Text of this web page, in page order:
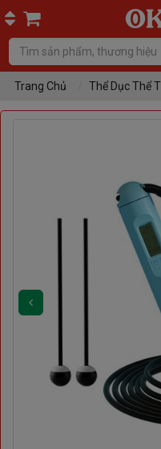
Trang Chủ Thể Dục Thể